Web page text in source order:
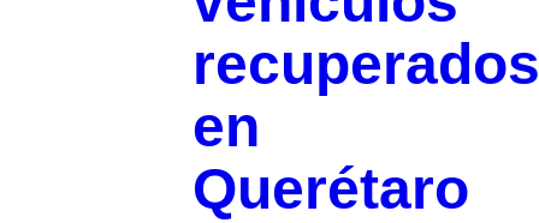
recuperados
en
Querétaro